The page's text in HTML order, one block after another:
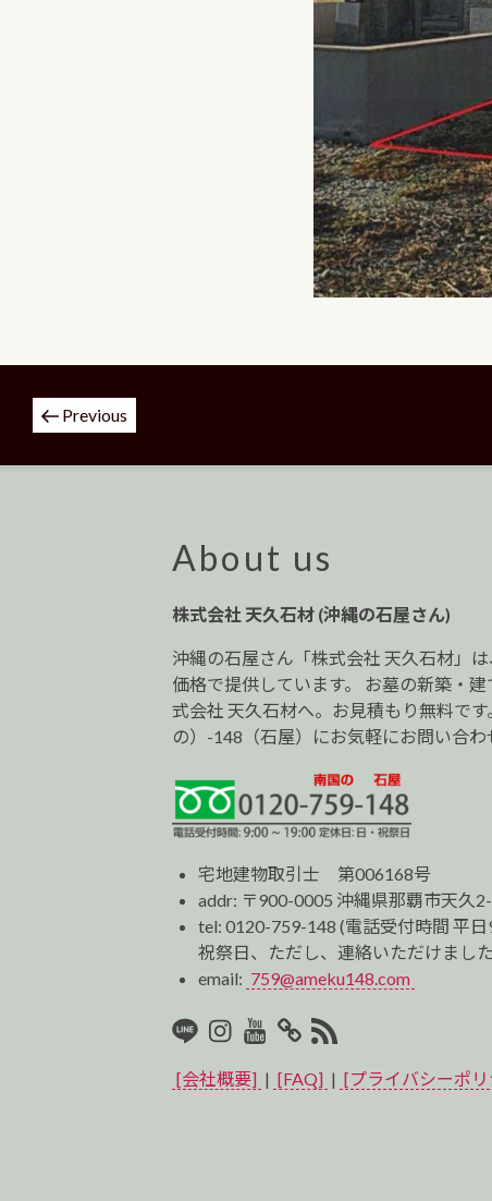
投
稿
ナ
Previous
About us
株式会社 天久石材 (沖縄の石屋さん)
沖縄の石屋さん「株式会社 天久石材」
価格で提供しています。 お墓の新築・
式会社 天久石材へ。お見積もり無料で
の）-148（石屋）にお気軽にお問い合わ
宅地建物取引士 第006168号
addr: 〒900-0005 沖縄県那覇市天久2-
tel:0120-759-148 (電話受付時間 平
祝祭日、ただし、連絡いただけまし
email: 759@ameku148.com
LINEInstagram
Youtube
マ
イ
RSS2
[会社概要] | [FAQ] | [プライバシーポ